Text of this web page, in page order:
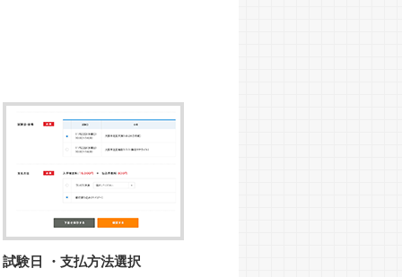
試験日 ・支払方法選択